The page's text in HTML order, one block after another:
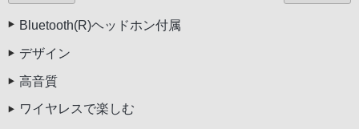
Bluetooth(R)ヘッドホン付属
デザイン
高音質
ワイヤレスで楽しむ